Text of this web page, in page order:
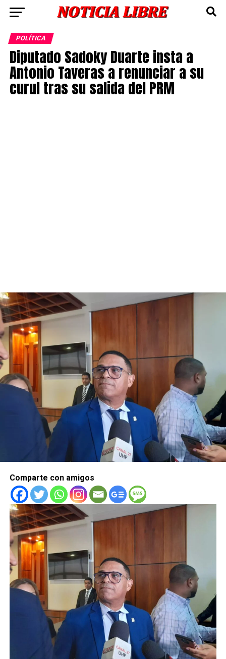
POLÍTICA
Diputado Sadoky Duarte insta a
Antonio Taveras a renunciar a su
curul tras su salida del PRM
Comparte con amigos